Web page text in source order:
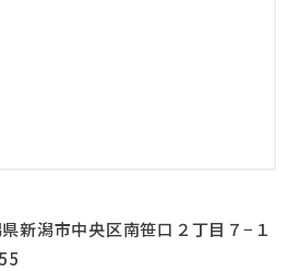
新潟市中央区南笹口２丁目７−１